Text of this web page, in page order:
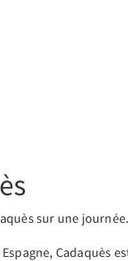
sur une journée.
Cadaquès